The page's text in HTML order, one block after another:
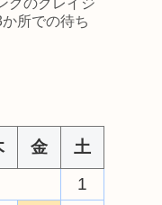
所での待ち
金
土
1